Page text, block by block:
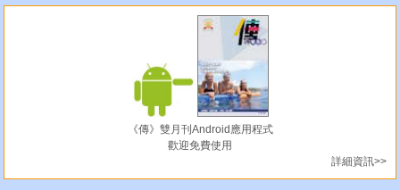
《傳》雙月刊Android應用程式
歡迎免費使用
詳細資訊>>